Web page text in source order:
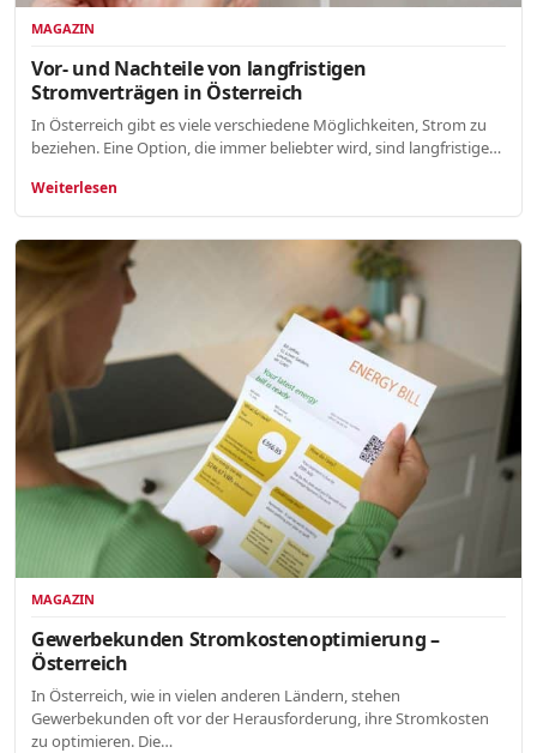
MAGAZIN
Vor- und Nachteile von langfristigen
Stromverträgen in Österreich
In Österreich gibt es viele verschiedene Möglichkeiten, Strom zu
beziehen. Eine Option, die immer beliebter wird, sind langfristige…
Weiterlesen
MAGAZIN
Gewerbekunden Stromkostenoptimierung –
Österreich
In Österreich, wie in vielen anderen Ländern, stehen
Gewerbekunden oft vor der Herausforderung, ihre Stromkosten
zu optimieren. Die…